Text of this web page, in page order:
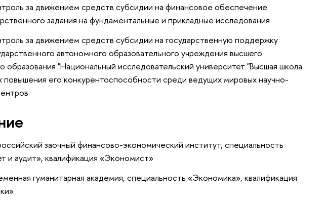
за движением средств субсидии на финансовое обеспечение
задания на фундаментальные и прикладные исследования
за движением средств субсидии на государственную поддержку
автономного образовательного учреждения высшего
образования "Национальный исследовательский университет "Высшая школа
повышения его конкурентоспособности среди ведущих мировых научно-
заочный финансово-экономический институт, специальность
и аудит», квалификация «Экономист»
гуманитарная академия, специальность «Экономика», квалификация